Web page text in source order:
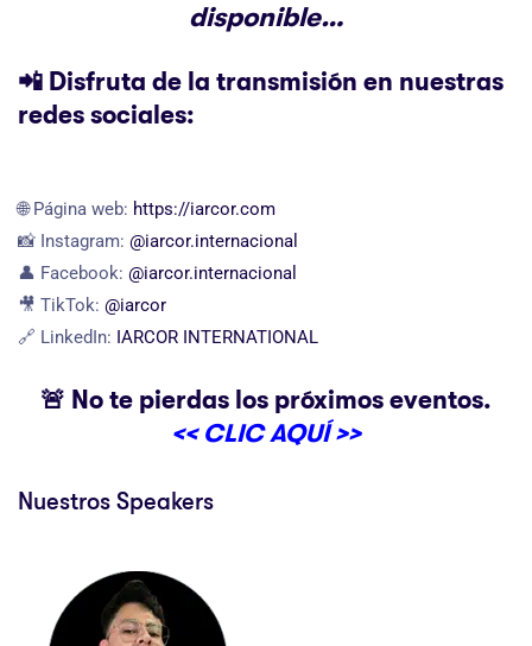
disponible…
📲 Disfruta de la transmisión en nuestras
redes sociales:
🌐 Página web: https://iarcor.com
📸 Instagram: @iarcor.internacional
👤 Facebook: @iarcor.internacional
🎥 TikTok: @iarcor
🔗 LinkedIn: IARCOR INTERNATIONAL
🚨 No te pierdas los próximos eventos.
<< CLIC AQUÍ >>
Nuestros Speakers